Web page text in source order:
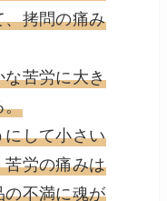
、拷問の痛み
な苦労に大き
。
にして小さい
苦労の痛みは
の不満に魂が